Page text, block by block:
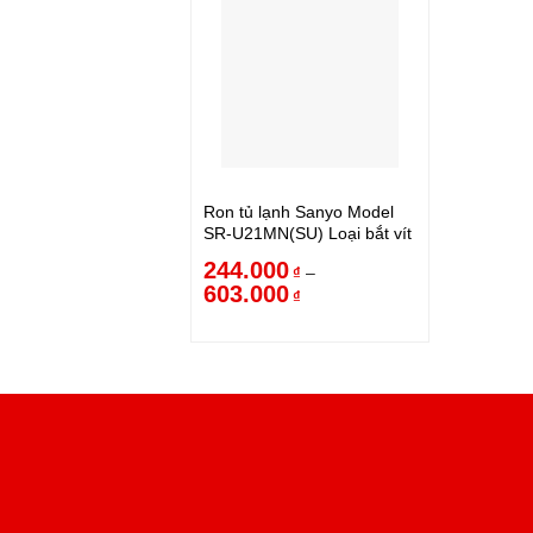
Ron tủ lạnh Sanyo Model
SR-U21MN(SU) Loại bắt vít
244.000 ₫ –
603.000 ₫